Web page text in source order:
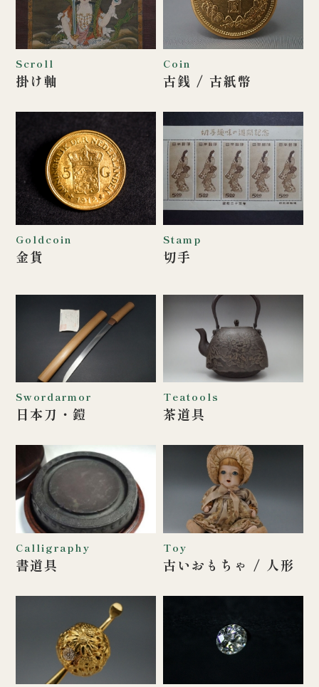
Scroll
掛け軸
Coin
古銭 / 古紙幣
Goldcoin
金貨
Stamp
切手
Swordarmor
日本刀・鎧
Teatools
茶道具
Calligraphy
書道具
Toy
古いおもちゃ / 人形